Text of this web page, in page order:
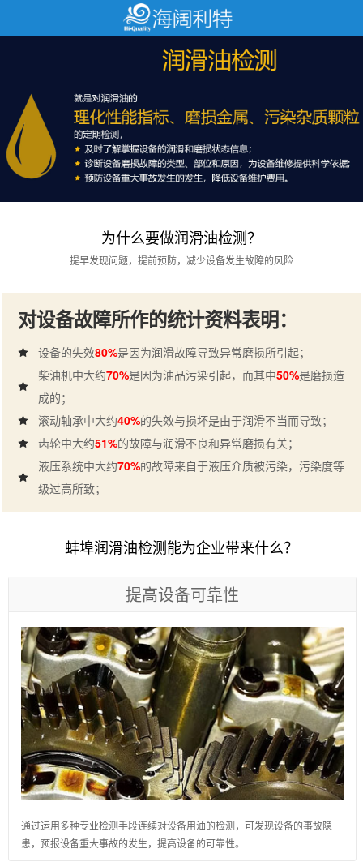
为什么要做润滑油检测？
提早发现问题，提前预防，减少设备发生故障的风险
对设备故障所作的统计资料表明：
设备的失效80%是因为润滑故障导致异常磨损所引起；
柴油机中大约70%是因为油品污染引起，而其中50%是磨损造
成的；
滚动轴承中大约40%的失效与损坏是由于润滑不当而导致；
齿轮中大约51%的故障与润滑不良和异常磨损有关；
液压系统中大约70%的故障来自于液压介质被污染，污染度等
级过高所致；
蚌埠润滑油检测能为企业带来什么？
提高设备可靠性
通过运用多种专业检测手段连续对设备用油的检测，可发现设备的事故隐
患，预报设备重大事故的发生，提高设备的可靠性。